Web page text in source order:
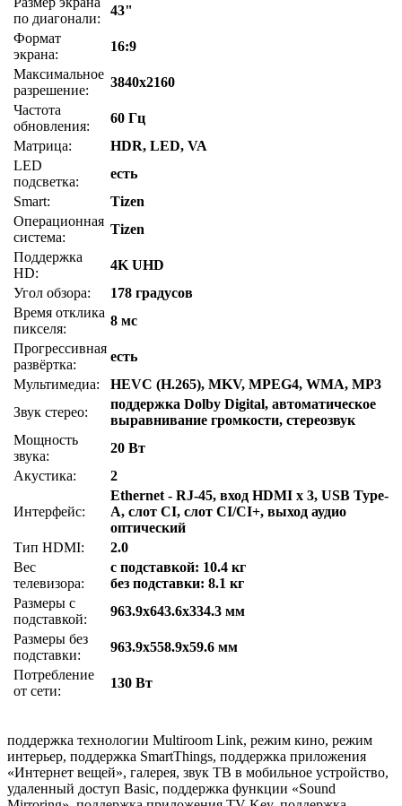
по диагонали:
43"
Формат
экрана:
16:9
Максимальное
разрешение:
3840x2160
Частота
обновления:
60 Гц
Матрица:
HDR, LED, VA
LED
подсветка:
есть
Smart:
Tizen
Операционная
система:
Tizen
Поддержка
HD:
4K UHD
Угол обзора:
178 градусов
Время отклика
пикселя:
8 мс
Прогрессивная
развёртка:
есть
Мультимедиа:
HEVC (H.265), MKV, MPEG4, WMA, MP3
Звук стерео:
поддержка Dolby Digital, автоматическое
выравнивание громкости, стереозвук
Мощность
звука:
20 Вт
Акустика:
2
Интерфейс:
Ethernet - RJ-45, вход HDMI x 3, USB Type-
A, слот CI, слот CI/CI+, выход аудио
оптический
Тип HDMI:
2.0
Вес
телевизора:
с подставкой: 10.4 кг
без подставки: 8.1 кг
Размеры с
подставкой:
963.9x643.6x334.3 мм
Размеры без
подставки:
963.9x558.9x59.6 мм
Потребление
от сети:
130 Вт
поддержка технологии Multiroom Link, режим кино, режим
интерьер, поддержка SmartThings, поддержка приложения
«Интернет вещей», галерея, звук ТВ в мобильное устройство,
удаленный доступ Basic, поддержка функции «Sound